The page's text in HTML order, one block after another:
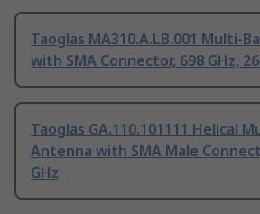
Taoglas MA310.A.LB.001 Multi-
with SMA Connector, 698 GHz,
Taoglas GA.110.101111 Helical
Antenna with SMA Male
GHz